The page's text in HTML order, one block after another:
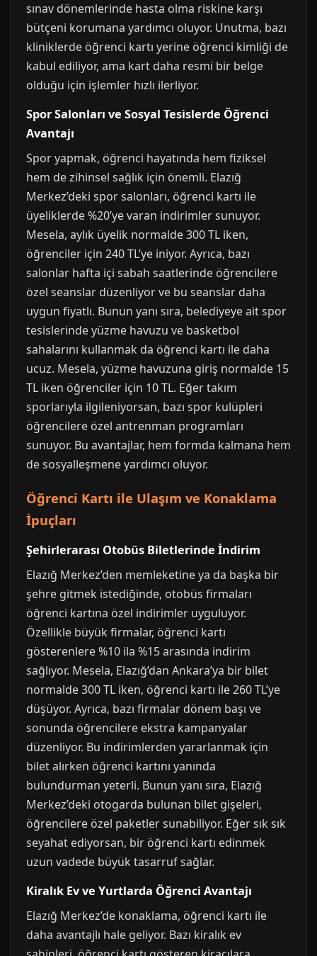
sınav dönemlerinde hasta olma riskine karşı
bütçeni korumana yardımcı oluyor. Unutma, bazı
kliniklerde öğrenci kartı yerine öğrenci kimliği de
kabul ediliyor, ama kart daha resmi bir belge
olduğu için işlemler hızlı ilerliyor.
Spor Salonları ve Sosyal Tesislerde Öğrenci
Avantajı
Spor yapmak, öğrenci hayatında hem fiziksel
hem de zihinsel sağlık için önemli. Elazığ
Merkez’deki spor salonları, öğrenci kartı ile
üyeliklerde %20’ye varan indirimler sunuyor.
Mesela, aylık üyelik normalde 300 TL iken,
öğrenciler için 240 TL’ye iniyor. Ayrıca, bazı
salonlar hafta içi sabah saatlerinde öğrencilere
özel seanslar düzenliyor ve bu seanslar daha
uygun fiyatlı. Bunun yanı sıra, belediyeye ait spor
tesislerinde yüzme havuzu ve basketbol
sahalarını kullanmak da öğrenci kartı ile daha
ucuz. Mesela, yüzme havuzuna giriş normalde 15
TL iken öğrenciler için 10 TL. Eğer takım
sporlarıyla ilgileniyorsan, bazı spor kulüpleri
öğrencilere özel antrenman programları
sunuyor. Bu avantajlar, hem formda kalmana hem
de sosyalleşmene yardımcı oluyor.
Öğrenci Kartı ile Ulaşım ve Konaklama
İpuçları
Şehirlerarası Otobüs Biletlerinde İndirim
Elazığ Merkez’den memleketine ya da başka bir
şehre gitmek istediğinde, otobüs firmaları
öğrenci kartına özel indirimler uyguluyor.
Özellikle büyük firmalar, öğrenci kartı
gösterenlere %10 ila %15 arasında indirim
sağlıyor. Mesela, Elazığ’dan Ankara’ya bir bilet
normalde 300 TL iken, öğrenci kartı ile 260 TL’ye
düşüyor. Ayrıca, bazı firmalar dönem başı ve
sonunda öğrencilere ekstra kampanyalar
düzenliyor. Bu indirimlerden yararlanmak için
bilet alırken öğrenci kartını yanında
bulundurman yeterli. Bunun yanı sıra, Elazığ
Merkez’deki otogarda bulunan bilet gişeleri,
öğrencilere özel paketler sunabiliyor. Eğer sık sık
seyahat ediyorsan, bir öğrenci kartı edinmek
uzun vadede büyük tasarruf sağlar.
Kiralık Ev ve Yurtlarda Öğrenci Avantajı
Elazığ Merkez’de konaklama, öğrenci kartı ile
daha avantajlı hale geliyor. Bazı kiralık ev